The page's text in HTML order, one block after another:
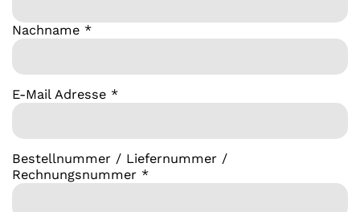
Nachname *
E-Mail Adresse *
Bestellnummer / Liefernummer /
Rechnungsnummer *